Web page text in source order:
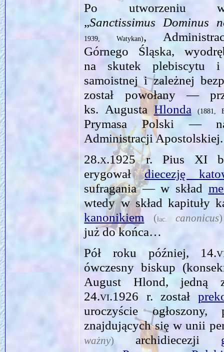
Po utworzeniu
„Sanctissimus Dominus
1939, Watykan),
Górnego Śląska,
na skutek plebiscytu i
samoistnej i zależnej
został powołany —
ks. Augusta Hlonda (1881,
Prymasa Polski —
Administracji Apostolskiej.
28.x.1925r. Pius XI
erygowałdiecezję
sufragania — w skład
wtedy w skład kapituły
kanonikiem
(łac. canonicus)
już do końca…
Pół roku później,
ówczesny biskup
August Hlond,
24.vi.1926 r. został
uroczyście
znajdujących się w unii
ważny) archidiecezji